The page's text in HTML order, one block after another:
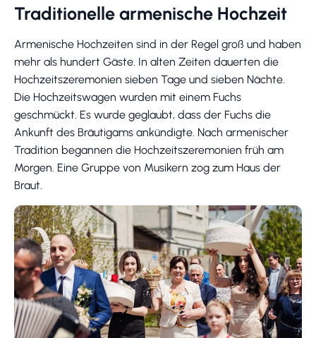
Traditionelle armenische Hochzeit
Armenische Hochzeiten sind in der Regel groß und haben
mehr als hundert Gäste. In alten Zeiten dauerten die
Hochzeitszeremonien sieben Tage und sieben Nächte.
Die Hochzeitswagen wurden mit einem Fuchs
geschmückt. Es wurde geglaubt, dass der Fuchs die
Ankunft des Bräutigams ankündigte. Nach armenischer
Tradition begannen die Hochzeitszeremonien früh am
Morgen. Eine Gruppe von Musikern zog zum Haus der
Braut.